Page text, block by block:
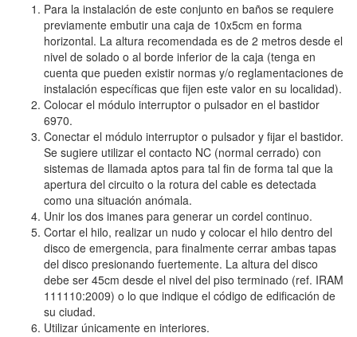
Para la instalación de este conjunto en baños se requiere
previamente embutir una caja de 10x5cm en forma
horizontal. La altura recomendada es de 2 metros desde el
nivel de solado o al borde inferior de la caja (tenga en
cuenta que pueden existir normas y/o reglamentaciones de
instalación específicas que fijen este valor en su localidad).
Colocar el módulo interruptor o pulsador en el bastidor
6970.
Conectar el módulo interruptor o pulsador y fijar el bastidor.
Se sugiere utilizar el contacto NC (normal cerrado) con
sistemas de llamada aptos para tal fin de forma tal que la
apertura del circuito o la rotura del cable es detectada
como una situación anómala.
Unir los dos imanes para generar un cordel continuo.
Cortar el hilo, realizar un nudo y colocar el hilo dentro del
disco de emergencia, para finalmente cerrar ambas tapas
del disco presionando fuertemente. La altura del disco
debe ser 45cm desde el nivel del piso terminado (ref. IRAM
111110:2009) o lo que indique el código de edificación de
su ciudad.
Utilizar únicamente en interiores.